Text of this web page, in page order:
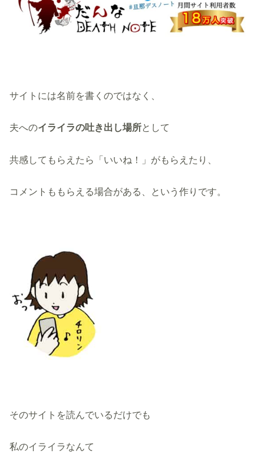
サイトには名前を書くのではなく、
夫へのイライラの吐き出し場所として
共感してもらえたら「いいね！」がもらえたり、
コメントももらえる場合がある、という作りです。
そのサイトを読んでいるだけでも
私のイライラなんて